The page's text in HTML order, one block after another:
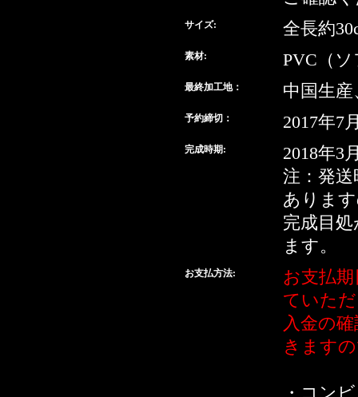
サイズ: 全長約
素材: PVC（
最終加工地： 中国生
予約締切： 2017年7
完成時期:
2018年3
注：発
ありま
完成目
ます。
お支払方法:
お支払
ていた
入金の
きます